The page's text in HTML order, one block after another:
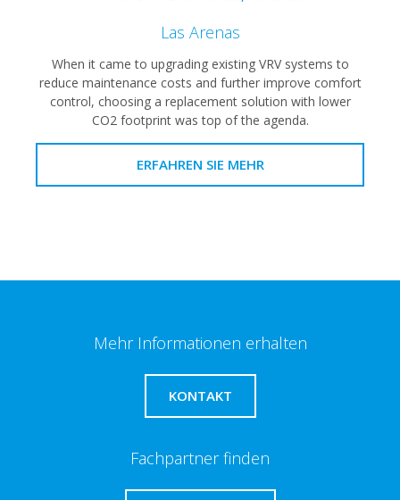
Las Arenas
When it came to upgrading existing VRV systems to
reduce maintenance costs and further improve comfort
control, choosing a replacement solution with lower
CO2 footprint was top of the agenda.
ERFAHREN SIE MEHR
Mehr Informationen erhalten
KONTAKT
Fachpartner finden